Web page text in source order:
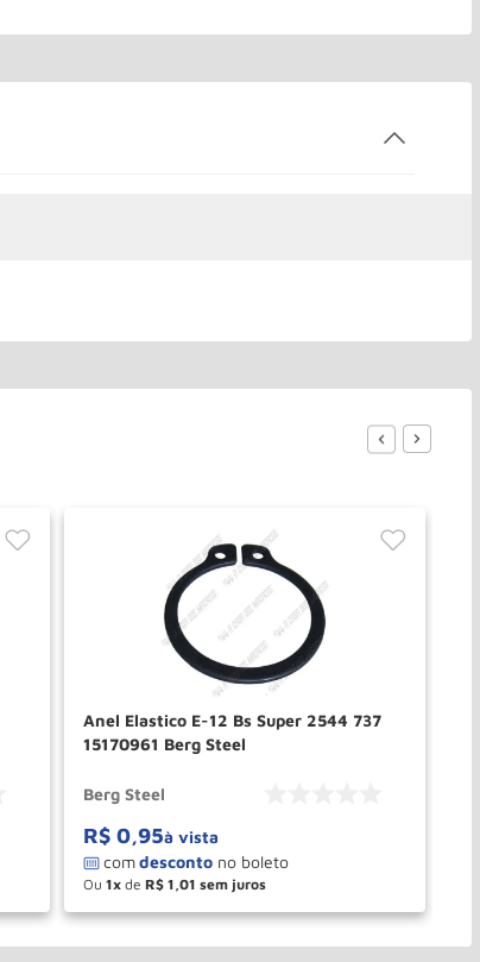
Anel Elastico E-12 Bs Super 2544 737
15170961 Berg Steel
Berg Steel
R$ 0,95à vista
Ou 1 de R$ 1 01
＋
－ COMPRAR